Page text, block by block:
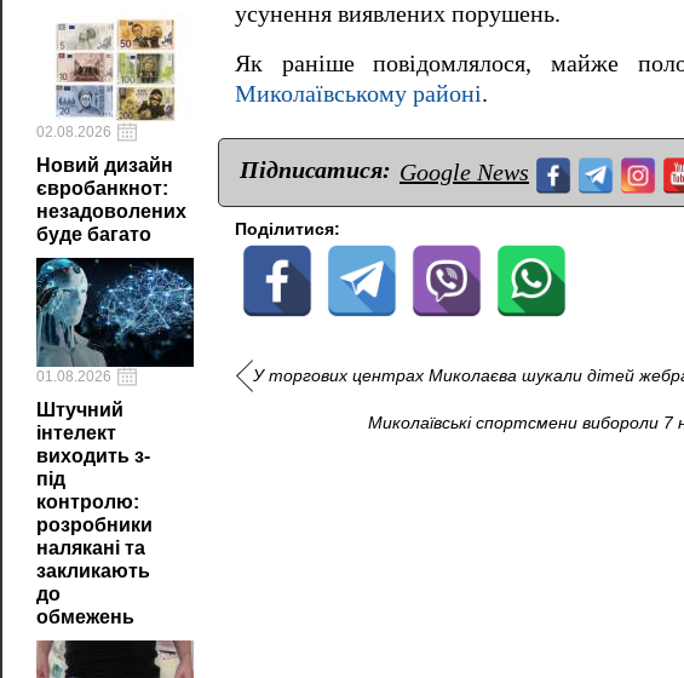
02.08.2026
Новий дизайн
євробанкнот:
незадоволених
буде багато
01.08.2026
Штучний
інтелект
виходить з-
під
контролю:
розробники
налякані та
закликають
до
обмежень
усунення виявлених порушень.
Як раніше повідомлялося, майже
Миколаївському районі.
Підписатися: Google News
Поділитися:
У торгових центрах Миколаєва шукали дітей
Миколаївські спортсмени вибороли 7